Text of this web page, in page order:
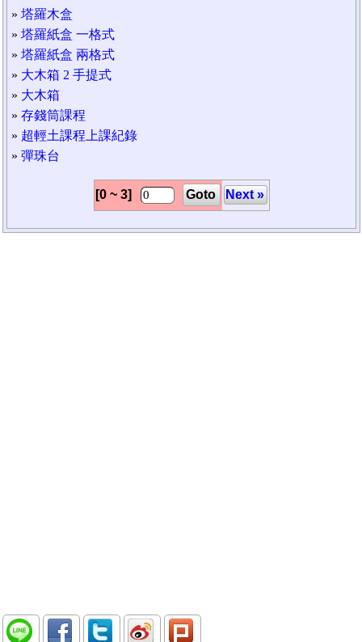
» 塔羅木盒
» 塔羅紙盒 一格式
» 塔羅紙盒 兩格式
» 大木箱 2 手提式
» 大木箱
» 存錢筒課程
» 超輕土課程上課紀錄
» 彈珠台
[0 ~ 3] Goto Next »